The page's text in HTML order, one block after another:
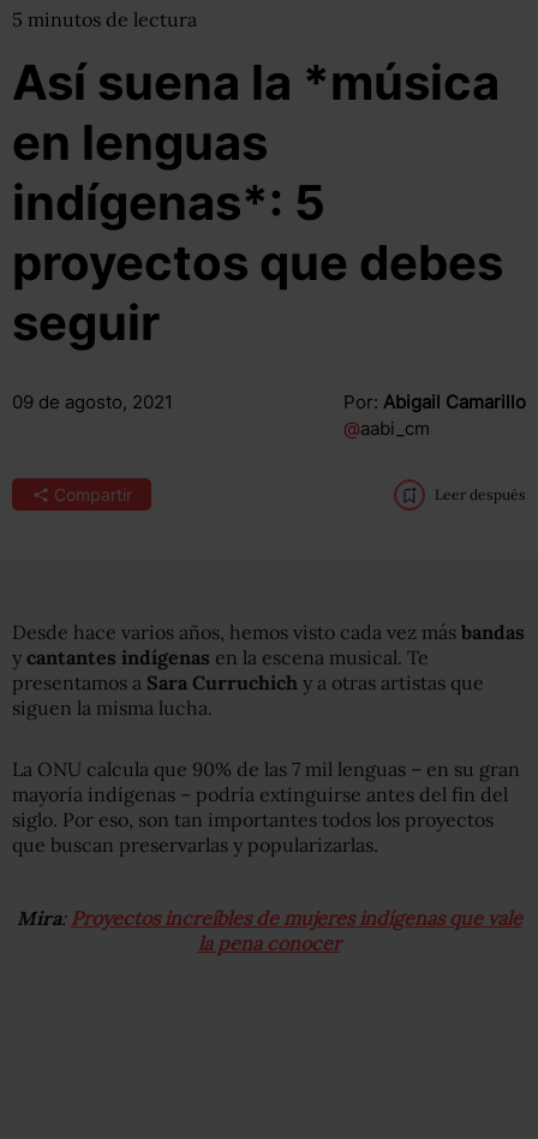
5 minutos de lectura
Así suena la *música
en lenguas
indígenas*: 5
proyectos que debes
seguir
09 de agosto, 2021 Por: Abigail Camarillo
@aabi_cm
Compartir Leer después
Desde hace varios años, hemos visto cada vez más bandas
y cantantes indígenas en la escena musical. Te
presentamos a Sara Curruchich y a otras artistas que
siguen la misma lucha.
La ONU calcula que 90% de las 7 mil lenguas – en su gran
mayoría indígenas – podría extinguirse antes del fin del
siglo. Por eso, son tan importantes todos los proyectos
que buscan preservarlas y popularizarlas.
Mira: Proyectos increíbles de mujeres indígenas que vale
la pena conocer